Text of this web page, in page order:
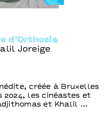
d’Orthosia
Joreige
créée à Bruxelles
les cinéastes et
et Khalil …